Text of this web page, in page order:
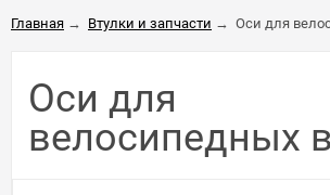
Главная → Втулки и запчасти → Оси для
Оси для
велосипедных